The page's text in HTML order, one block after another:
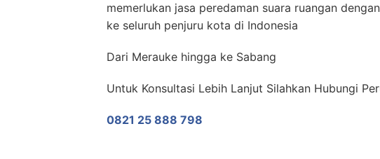
memerlukan jasa peredaman suara ruangan
ke seluruh penjuru kota di Indonesia
Dari Merauke hingga ke Sabang
Untuk Konsultasi Lebih Lanjut Silahkan Hubungi
0821 25 888 798